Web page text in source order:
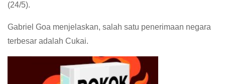
(24/5).
Gabriel Goa menjelaskan, salah satu penerimaan negara
terbesar adalah Cukai.